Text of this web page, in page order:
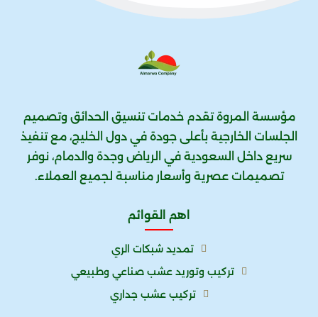
مؤسسة المروة تقدم خدمات تنسيق الحدائق وتصميم
الجلسات الخارجية بأعلى جودة في دول الخليج، مع تنفيذ
سريع داخل السعودية في الرياض وجدة والدمام، نوفر
تصميمات عصرية وأسعار مناسبة لجميع العملاء.
اهم القوائم
تمديد شبكات الري
تركيب وتوريد عشب صناعي وطبيعي
تركيب عشب جداري